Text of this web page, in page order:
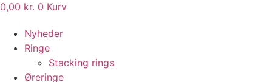
0,00 kr. 0 Kurv
Nyheder
Ringe
Stacking rings
Øreringe